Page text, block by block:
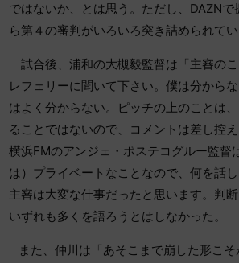
ではないか、とは思う。ただし、DAZN
ら第４の審判がいろいろ突き詰められてい
試合後、浦和の大槻毅監督は「主審のこ
レフェリーに聞いて下さい。僕は分から
はよく分からない。ピッチの上のことは
ることではないので、コメントは差し控え
横浜FMのアンジェ・ポステコグルー監督
は）プライベートなことなので、何を話し
主審は大変な仕事だったと思います。判断
いずれも多くを語ろうとはしなかった。
また、仲川は「あそこまで崩した形こそ